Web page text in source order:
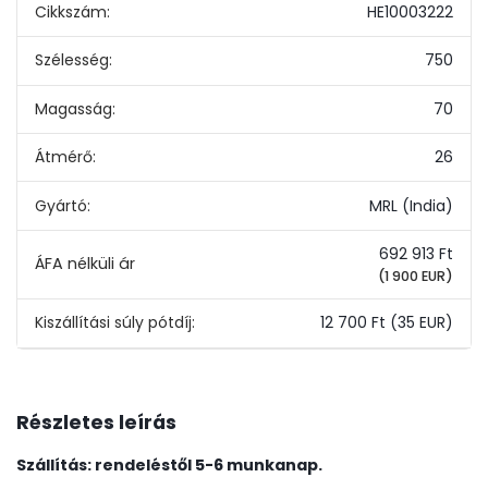
Cikkszám: HE10003222
Szélesség: 750
Magasság: 70
Átmérő: 26
Gyártó: MRL (India)
692 913 Ft
(1 900 EUR)
Kiszállítási súly pótdíj: 12 700 Ft (35 EUR)
Részletes leírás
Szállítás: rendeléstől 5-6 munkanap.